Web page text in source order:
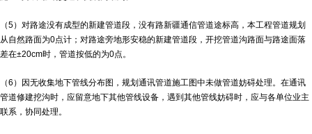
（5）对路途没有成型的新建管道段，没有路新疆通信管道途标高，本工程管道规划
从自然路面为0点计；对路途旁地形安稳的新建管道段，开挖管道沟路面与路途面落
差在±20cm时，管道按低的为0点。
（6）因无收集地下管线分布图，规划通讯管道施工图中未做管道妨碍处理。在通讯
管道修建挖沟时，应留意地下其他管线设备，遇到其他管线妨碍时，应与各单位业主
联系，协同处理。